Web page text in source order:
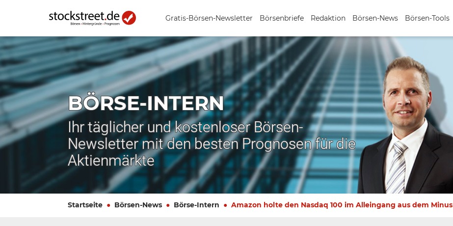
Gratis-Börsen-Newsletter Börsenbriefe Redaktion Börsen-News Börsen-Tools
BÖRSE-INTERN
Ihr täglicher und kostenloser Börsen-
Newsletter mit den besten Prognosen für die
Aktienmärkte
Startseite Börsen-News Börse-Intern Amazon holte den Nasdaq 100 im Alleingang aus dem Minus